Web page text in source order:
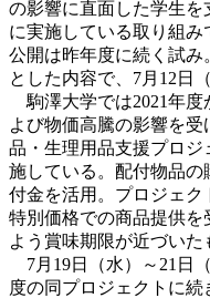
の影響に直面した学生を
に実施している取り組み
公開は昨年度に続く試
とした内容で、7月12日
駒澤大学では2021年度
よび物価高騰の影響を
品・生理用品支援プロ
施している。配付物品
付金を活用。プロジェ
特別価格での商品提供を
よう賞味期限が近づいた
7月19日（水）～21日
度の同プロジェクトに続